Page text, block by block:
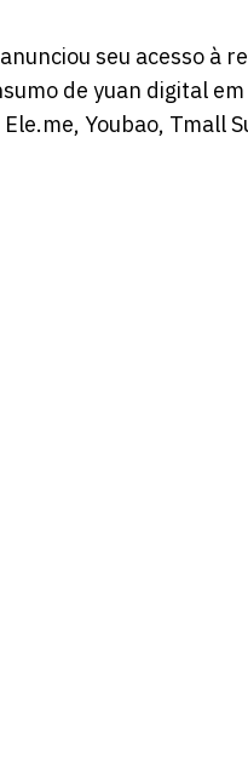
anunciou seu acesso à
de yuan digital
Youbao, Tmall